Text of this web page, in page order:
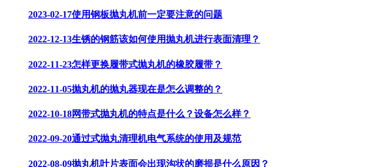
2023-02-17使用钢板抛丸机前一定要注意的问题
2022-12-13生锈的钢筋该如何使用抛丸机进行表面清理？
2022-11-23怎样更换履带式抛丸机的橡胶履带？
2022-11-05抛丸机的抛丸器现在是怎么调整的？
2022-10-18网带式抛丸机的特点是什么？设备怎么样？
2022-09-20通过式抛丸清理机电气系统的使用及规范
2022-08-09抛丸机叶片表面会出现沟状的磨损是什么原因？